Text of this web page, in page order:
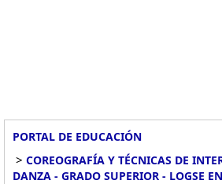
PORTAL DE EDUCACIÓN
> COREOGRAFÍA Y TÉCNICAS DE
DANZA - GRADO SUPERIOR - LOGSE